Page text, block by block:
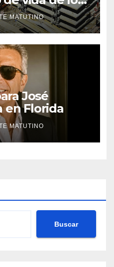
en
MATUTINO
José
en Florida
MATUTINO
Buscar